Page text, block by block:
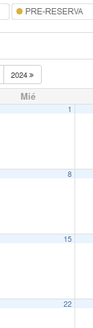
2024
Mié
1
8
15
22